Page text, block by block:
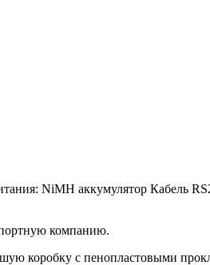
NiMH аккумулятор
компанию.
коробку с пенопластовыми